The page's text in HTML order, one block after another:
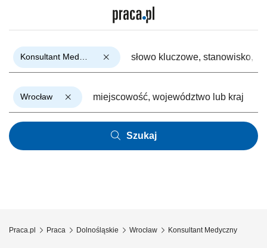
Wrocław
Szukaj
Praca.pl Praca Dolnośląskie Wrocław Konsultant Medyczny